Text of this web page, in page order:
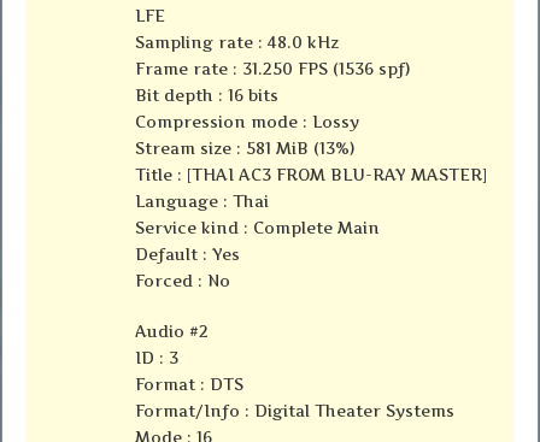
LFE
Sampling rate : 48.0 kHz
Frame rate : 31.250 FPS (1536 spf)
Bit depth : 16 bits
Compression mode : Lossy
Stream size : 581 MiB (13%)
Title : [THAI AC3 FROM BLU-RAY MASTER]
Language : Thai
Service kind : Complete Main
Default : Yes
Forced : No
Audio #2
ID : 3
Format : DTS
Format/Info : Digital Theater Systems
Mode : 16